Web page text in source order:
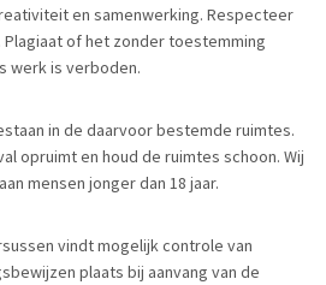
en samenwerking. Respecteer
of het zonder toestemming
werk is verboden.
in de daarvoor bestemde ruimtes.
opruimt en houd de ruimtes schoon. Wij
mensen jonger dan 18 jaar.
vindt mogelijk controle van
plaats bij aanvang van de